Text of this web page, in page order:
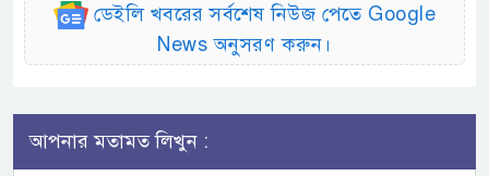
ডেইলি খবরের সর্বশেষ নিউজ পেতে Google
News অনুসরণ করুন।
আপনার মতামত লিখুন :